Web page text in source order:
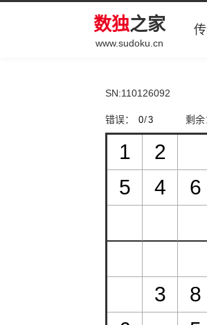
数独之家
www.sudoku.cn
SN:110126092
错误： / 剩余